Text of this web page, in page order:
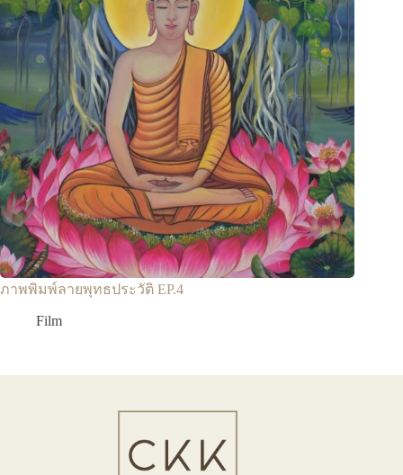
ภาพพิมพ์ลายพุทธประวัติ EP.4
Film